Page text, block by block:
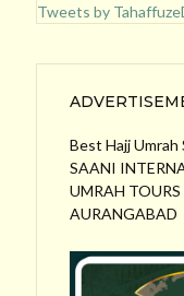
Tweets by
Best Hajj Umrah
SAANI
UMRAH TOURS
AURANGABAD